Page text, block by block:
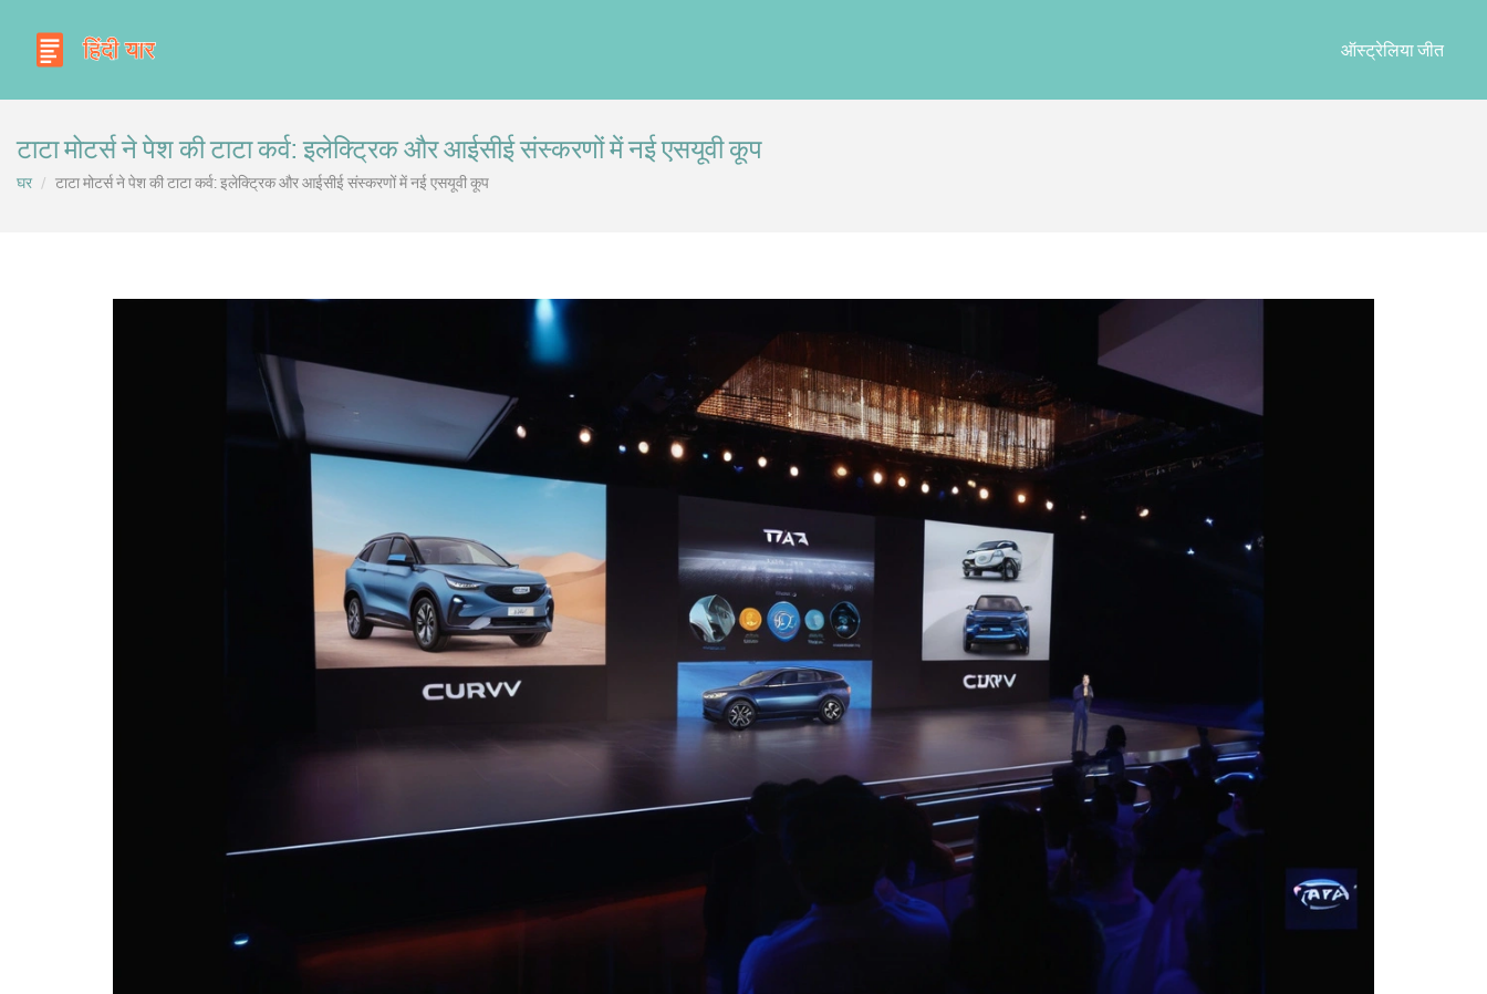
ऑस्ट्रेलिया जीत
टाटा मोटर्स ने पेश की टाटा कर्व: इलेक्ट्रिक और आईसीई संस्करणों में नई एसयूवी कूप
घर टाटा मोटर्स ने पेश की टाटा कर्व: इलेक्ट्रिक और आईसीई संस्करणों में नई एसयूवी कूप